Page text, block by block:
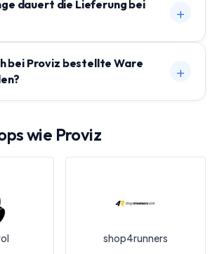
dauert die Lieferung bei
+
bei Proviz bestellte Ware
+
wie Proviz
shop4runners